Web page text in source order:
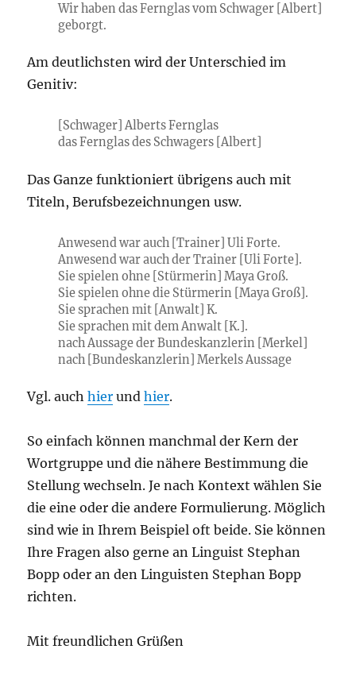
Wir haben das Fernglas vom Schwager [Albert]
geborgt.
Am deutlichsten wird der Unterschied im
Genitiv:
[Schwager] AlbertsFernglas
das Fernglas des Schwagers[Albert]
Das Ganze funktioniert übrigens auch mit
Titeln, Berufsbezeichnungen usw.
Anwesend war auch [Trainer] Uli Forte.
Anwesend war auch der Trainer [Uli Forte].
Sie spielen ohne [Stürmerin] Maya Groß.
Sie spielen ohne die Stürmerin [Maya Groß].
Sie sprachen mit [Anwalt] K.
Sie sprachen mit dem Anwalt [K.].
nach Aussage der Bundeskanzlerin [Merkel]
nach [Bundeskanzlerin] Merkels Aussage
Vgl. auchhier undhier.
So einfach können manchmal der Kern der
Wortgruppe und die nähere Bestimmung die
Stellung wechseln. Je nach Kontext wählen Sie
die eine oder die andere Formulierung. Möglich
sind wie in Ihrem Beispiel oft beide. Sie können
Ihre Fragen also gerne an Linguist Stephan
Bopp oder an den Linguisten Stephan Bopp
richten.
Mit freundlichen Grüßen